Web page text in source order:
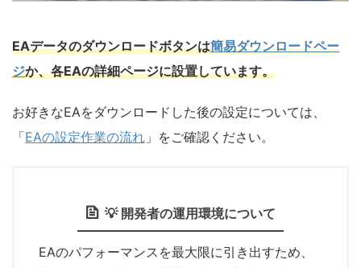
EAデータのダウンロードボタンは簡易ダウンロードペー
ジか、各EAの詳細ページに設置しています。
お好きなEAをダウンロードした後の設定については、
「EAの設定作業の流れ 」をご確認ください。
💡 開発者の運用環境について
EAのパフォーマンスを最大限に引き出すため、